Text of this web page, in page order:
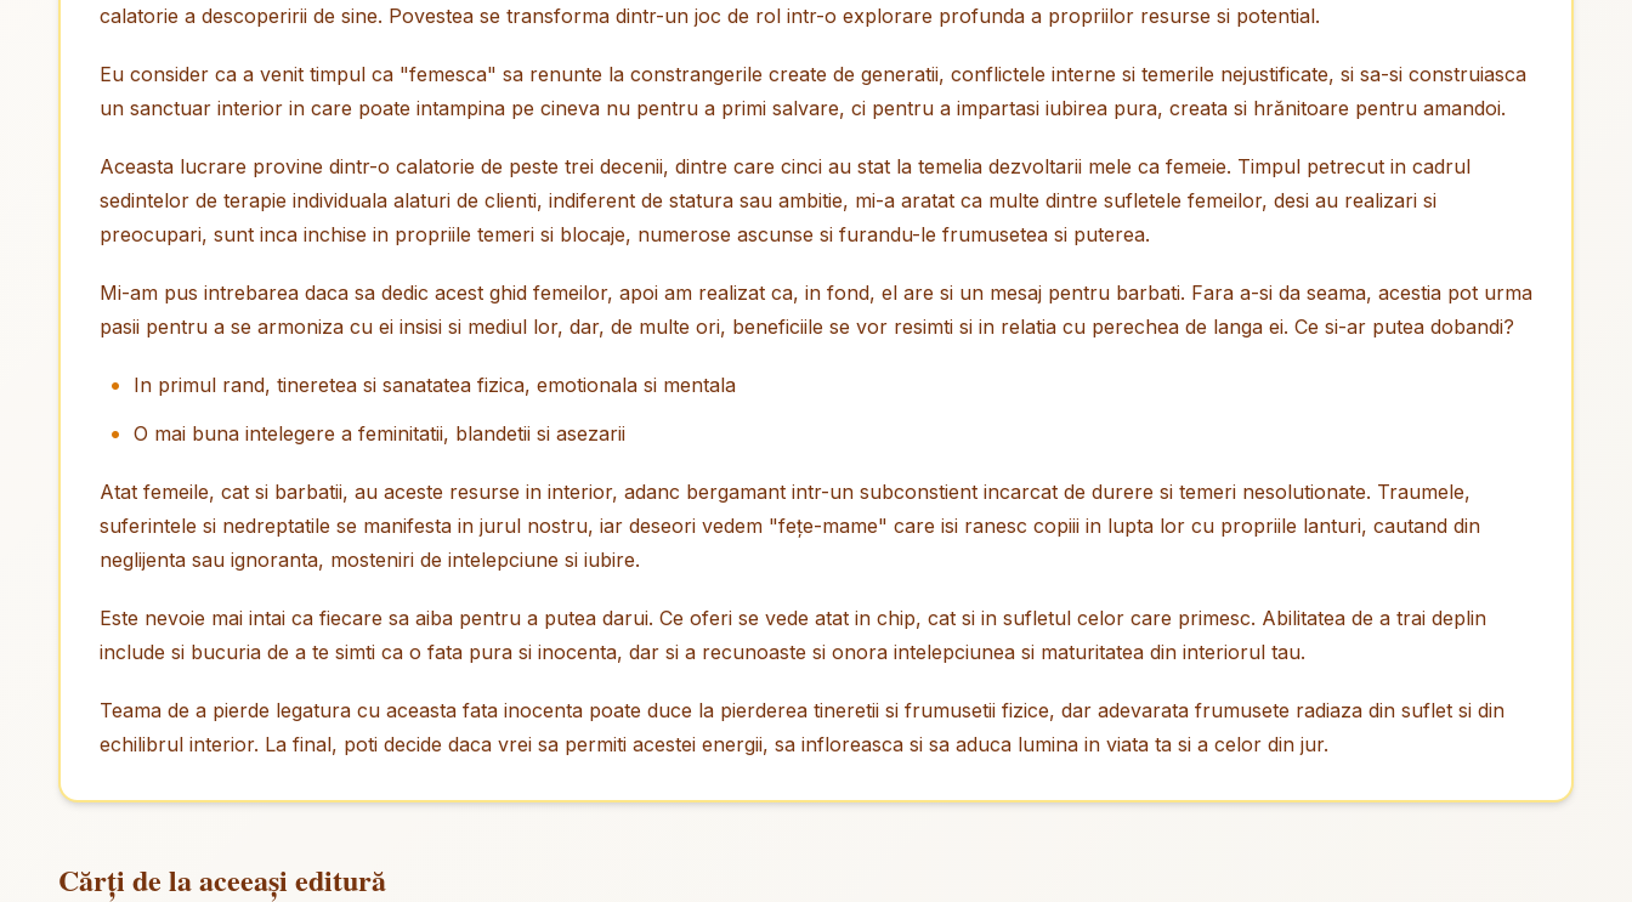
calatorie a descoperirii de sine. Povestea se transforma dintr-un joc de rol intr-o explorare profunda a propriilor resurse si potential.
Eu consider ca a venit timpul ca "femesca" sa renunte la constrangerile create de generatii, conflictele interne si temerile nejustificate, si sa-si construiasca
un sanctuar interior in care poate intampina pe cineva nu pentru a primi salvare, ci pentru a impartasi iubirea pura, creata si hrănitoare pentru amandoi.
Aceasta lucrare provine dintr-o calatorie de peste trei decenii, dintre care cinci au stat la temelia dezvoltarii mele ca femeie. Timpul petrecut in cadrul
sedintelor de terapie individuala alaturi de clienti, indiferent de statura sau ambitie, mi-a aratat ca multe dintre sufletele femeilor, desi au realizari si
preocupari, sunt inca inchise in propriile temeri si blocaje, numerose ascunse si furandu-le frumusetea si puterea.
Mi-am pus intrebarea daca sa dedic acest ghid femeilor, apoi am realizat ca, in fond, el are si un mesaj pentru barbati. Fara a-si da seama, acestia pot urma
pasii pentru a se armoniza cu ei insisi si mediul lor, dar, de multe ori, beneficiile se vor resimti si in relatia cu perechea de langa ei. Ce si-ar putea dobandi?
In primul rand, tineretea si sanatatea fizica, emotionala si mentala
O mai buna intelegere a feminitatii, blandetii si asezarii
Atat femeile, cat si barbatii, au aceste resurse in interior, adanc bergamant intr-un subconstient incarcat de durere si temeri nesolutionate. Traumele,
suferintele si nedreptatile se manifesta in jurul nostru, iar deseori vedem "fețe-mame" care isi ranesc copiii in lupta lor cu propriile lanturi, cautand din
neglijenta sau ignoranta, mosteniri de intelepciune si iubire.
Este nevoie mai intai ca fiecare sa aiba pentru a putea darui. Ce oferi se vede atat in chip, cat si in sufletul celor care primesc. Abilitatea de a trai deplin
include si bucuria de a te simti ca o fata pura si inocenta, dar si a recunoaste si onora intelepciunea si maturitatea din interiorul tau.
Teama de a pierde legatura cu aceasta fata inocenta poate duce la pierderea tineretii si frumusetii fizice, dar adevarata frumusete radiaza din suflet si din
echilibrul interior. La final, poti decide daca vrei sa permiti acestei energii, sa infloreasca si sa aduca lumina in viata ta si a celor din jur.
Cărți de la aceeași editură